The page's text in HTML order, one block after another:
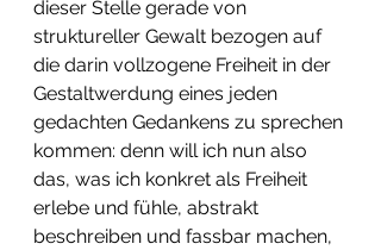
dieser Stelle gerade von
struktureller Gewalt bezogen auf
die darin vollzogene Freiheit in der
Gestaltwerdung eines jeden
gedachten Gedankens zu sprechen
kommen: denn will ich nun also
das, was ich konkret als Freiheit
erlebe und fühle, abstrakt
beschreiben und fassbar machen,